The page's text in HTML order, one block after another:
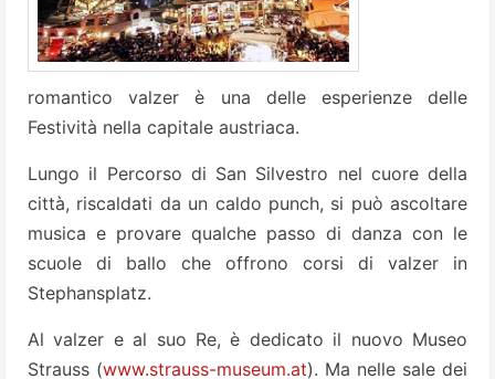
romantico valzer è una delle esperienze delle
Festività nella capitale austriaca.
Lungo il Percorso di San Silvestro nel cuore della
città, riscaldati da un caldo punch, si può ascoltare
musica e provare qualche passo di danza con le
scuole di ballo che offrono corsi di valzer in
Stephansplatz.
Al valzer e al suo Re, è dedicato il nuovo Museo
Strauss (www.strauss-museum.at). Ma nelle sale dei